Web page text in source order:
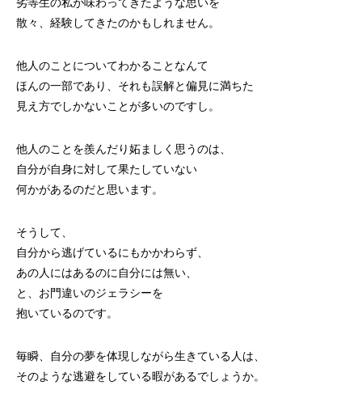
散々、経験してきたのかもしれません。
他人のことについてわかることなんて
ほんの一部であり、それも誤解と偏見に満ちた
見え方でしかないことが多いのですし。
他人のことを羨んだり妬ましく思うのは、
自分が自身に対して果たしていない
何かがあるのだと思います。
そうして、
自分から逃げているにもかかわらず、
あの人にはあるのに自分には無い、
と、お門違いのジェラシーを
抱いているのです。
毎瞬、自分の夢を体現しながら生きている人は、
そのような逃避をしている暇があるでしょうか。